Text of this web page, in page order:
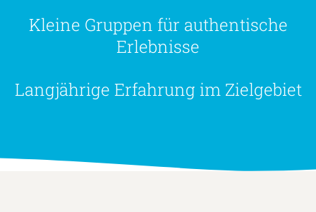
Kleine Gruppen für authentische